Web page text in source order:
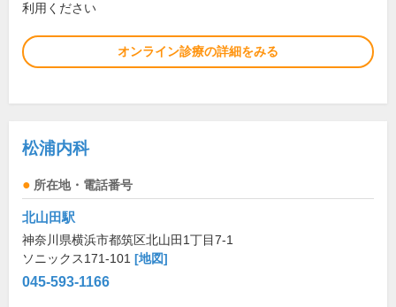
利用ください
オンライン診療の詳細をみる
松浦内科
所在地・電話番号
北山田駅
神奈川県横浜市都筑区北山田1丁目7-1
ソニックス171-101 [地図]
045-593-1166